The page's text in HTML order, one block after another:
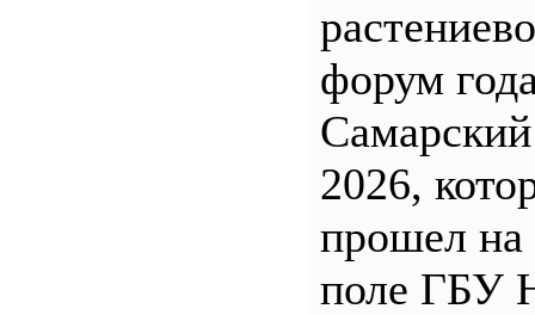
форум
2026,
прошел
поле ГБУ